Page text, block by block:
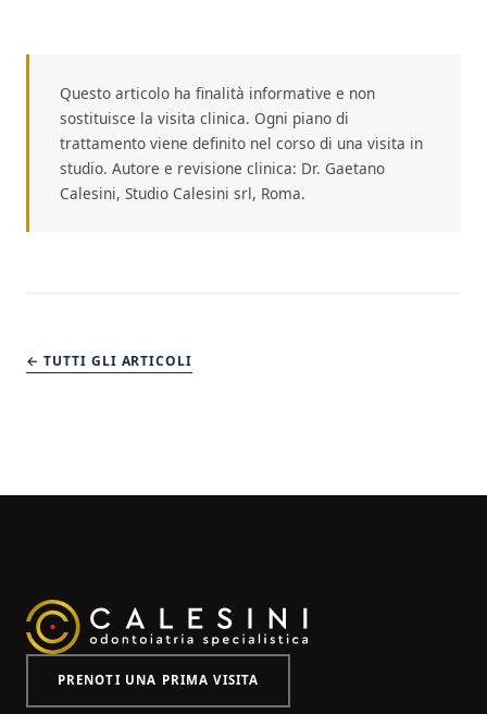
Questo articolo ha finalità informative e non
sostituisce la visita clinica. Ogni piano di
trattamento viene definito nel corso di una visita in
studio. Autore e revisione clinica: Dr. Gaetano
Calesini, Studio Calesini srl, Roma.
← TUTTI GLI ARTICOLI
PRENOTI UNA PRIMA VISITA